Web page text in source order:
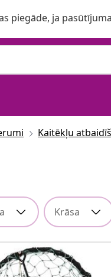
piegāde, ja
Kaitēkļu
Krāsa